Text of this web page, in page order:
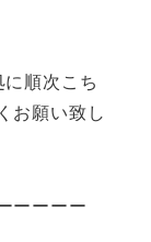
順次こち
お願い致し
ーーーー